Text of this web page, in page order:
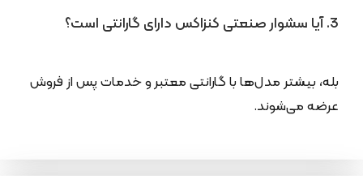
3. آیا سشوار صنعتی کنزاکس دارای گارانتی است؟
بله، بیشتر مدل‌ها با گارانتی معتبر و خدمات پس از فروش
عرضه می‌شوند.